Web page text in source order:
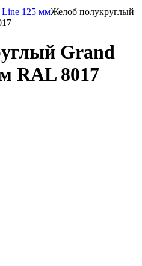
Line 125 ммЖелоб полукруглый
Grand
RAL 8017